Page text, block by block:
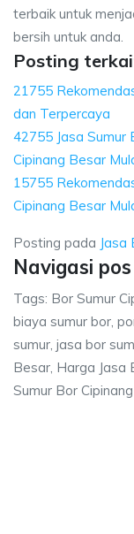
terbaik untuk
bersih untuk anda.
Posting
21755
dan Terpercaya
42755 Jasa Sumur
Cipinang Besar
15755
Cipinang Besar
Posting pada Jasa
Navigasi pos
Tags: Bor Sumur
biaya sumur bor,
sumur, jasa bor
Besar, Harga Jasa
Sumur Bor